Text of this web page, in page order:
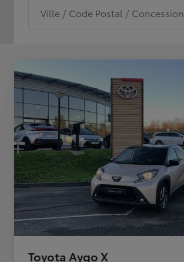
Ville / Code Postal / Concession
Toyota Aygo X